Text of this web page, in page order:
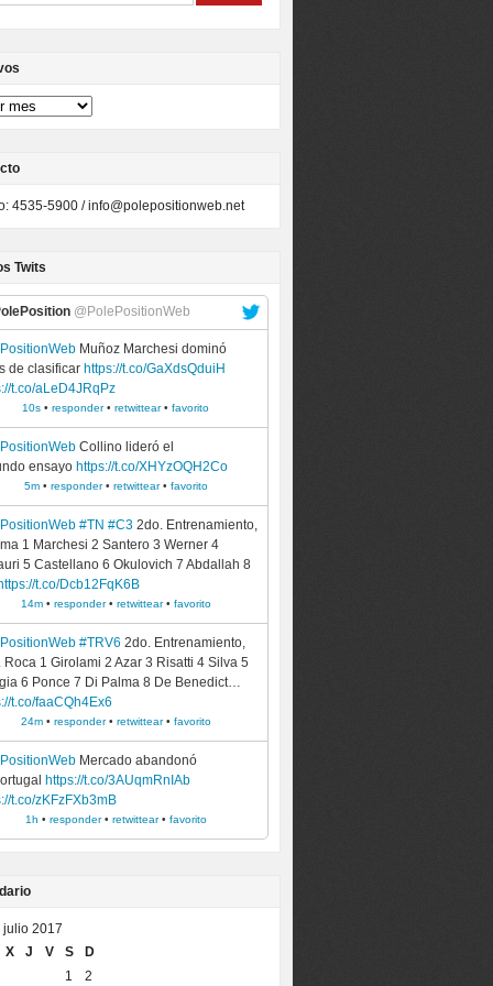
4535-5900 /info@polepositionweb.net
Twits
@PolePositionWeb
Muñoz Marchesi dominó
de clasificar https://t.co/GaXdsQduiH
t.co/aLeD4JRqPz
10s • responder• retwittear• favorito
Collino lideró el
ensayo https://t.co/XHYzOQH2Co
5m• responder• retwittear• favorito
#TN #C3 2do. Entrenamiento,
1 Marchesi 2 Santero 3 Werner 4
5 Castellano 6 Okulovich 7 Abdallah 8
t.co/Dcb12FqK6B
14m• responder• retwittear• favorito
#TRV6 2do. Entrenamiento,
Roca 1 Girolami 2 Azar 3 Risatti 4 Silva 5
6 Ponce 7 Di Palma 8 De Benedict…
t.co/faaCQh4Ex6
24m• responder• retwittear• favorito
Mercado abandonó
https://t.co/3AUqmRnIAb
t.co/zKFzFXb3mB
1h • responder• retwittear• favorito
julio 2017
X
J V S
D
1
2